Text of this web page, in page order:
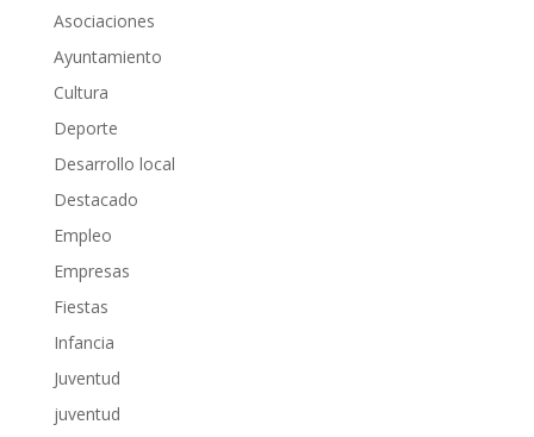
Asociaciones
Ayuntamiento
Cultura
Deporte
Desarrollo local
Destacado
Empleo
Empresas
Fiestas
Infancia
Juventud
juventud